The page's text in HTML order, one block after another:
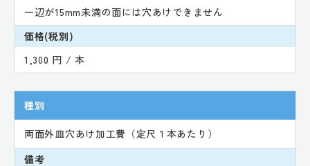
一辺が15mm未満の面には穴あけできません
価格(税別)
1,300 円 / 本
種別
両面外皿穴あけ加工費（定尺１本あたり）
備考